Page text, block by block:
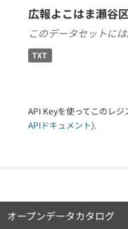
広報よこはま瀬谷
このデータセットに
TXT
API Keyを使ってこのレ
APIドキュメント).
オープンデータカタログ